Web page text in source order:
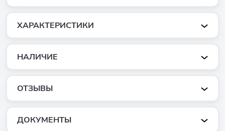
ХАРАКТЕРИСТИКИ
НАЛИЧИЕ
ОТЗЫВЫ
ДОКУМЕНТЫ